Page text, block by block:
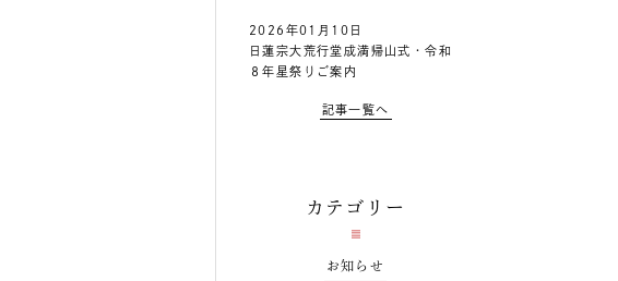
2026年01月10日
日蓮宗大荒行堂成満帰山式・令和
８年星祭りご案内
記事一覧へ
カテゴリー
お知らせ